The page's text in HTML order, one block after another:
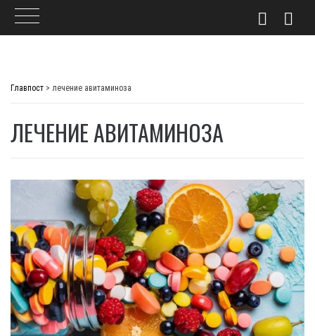
Главпост > лечение авитаминоза
ЛЕЧЕНИЕ АВИТАМИНОЗА